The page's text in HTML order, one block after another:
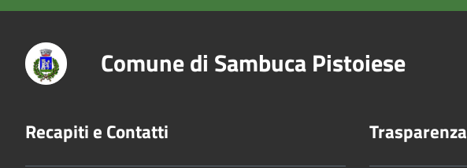
Comune di Sambuca Pistoiese
Recapiti e Contatti Trasparenza